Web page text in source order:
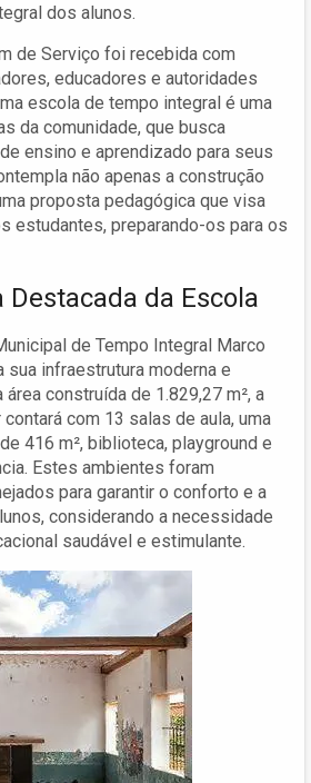
dos alunos.
de Serviço foi recebida com
educadores e autoridades
escola de tempo integral é uma
da comunidade, que busca
ensino e aprendizado para seus
não apenas a construção
proposta pedagógica que visa
estudantes, preparando-os para os
da Escola
de Tempo Integral Marco
infraestrutura moderna e
área construída de 1.829,27 m², a
com 13 salas de aula, uma
416 m², biblioteca, playground e
Estes ambientes foram
para garantir o conforto e a
considerando a necessidade
saudável e estimulante.